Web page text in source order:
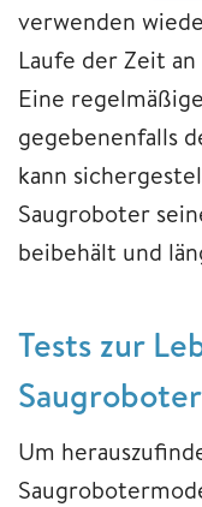
verwenden
Laufe der Zeit
Eine
gegebenenfalls
kann
Saugroboter
beibehält und
Tests zur
Um